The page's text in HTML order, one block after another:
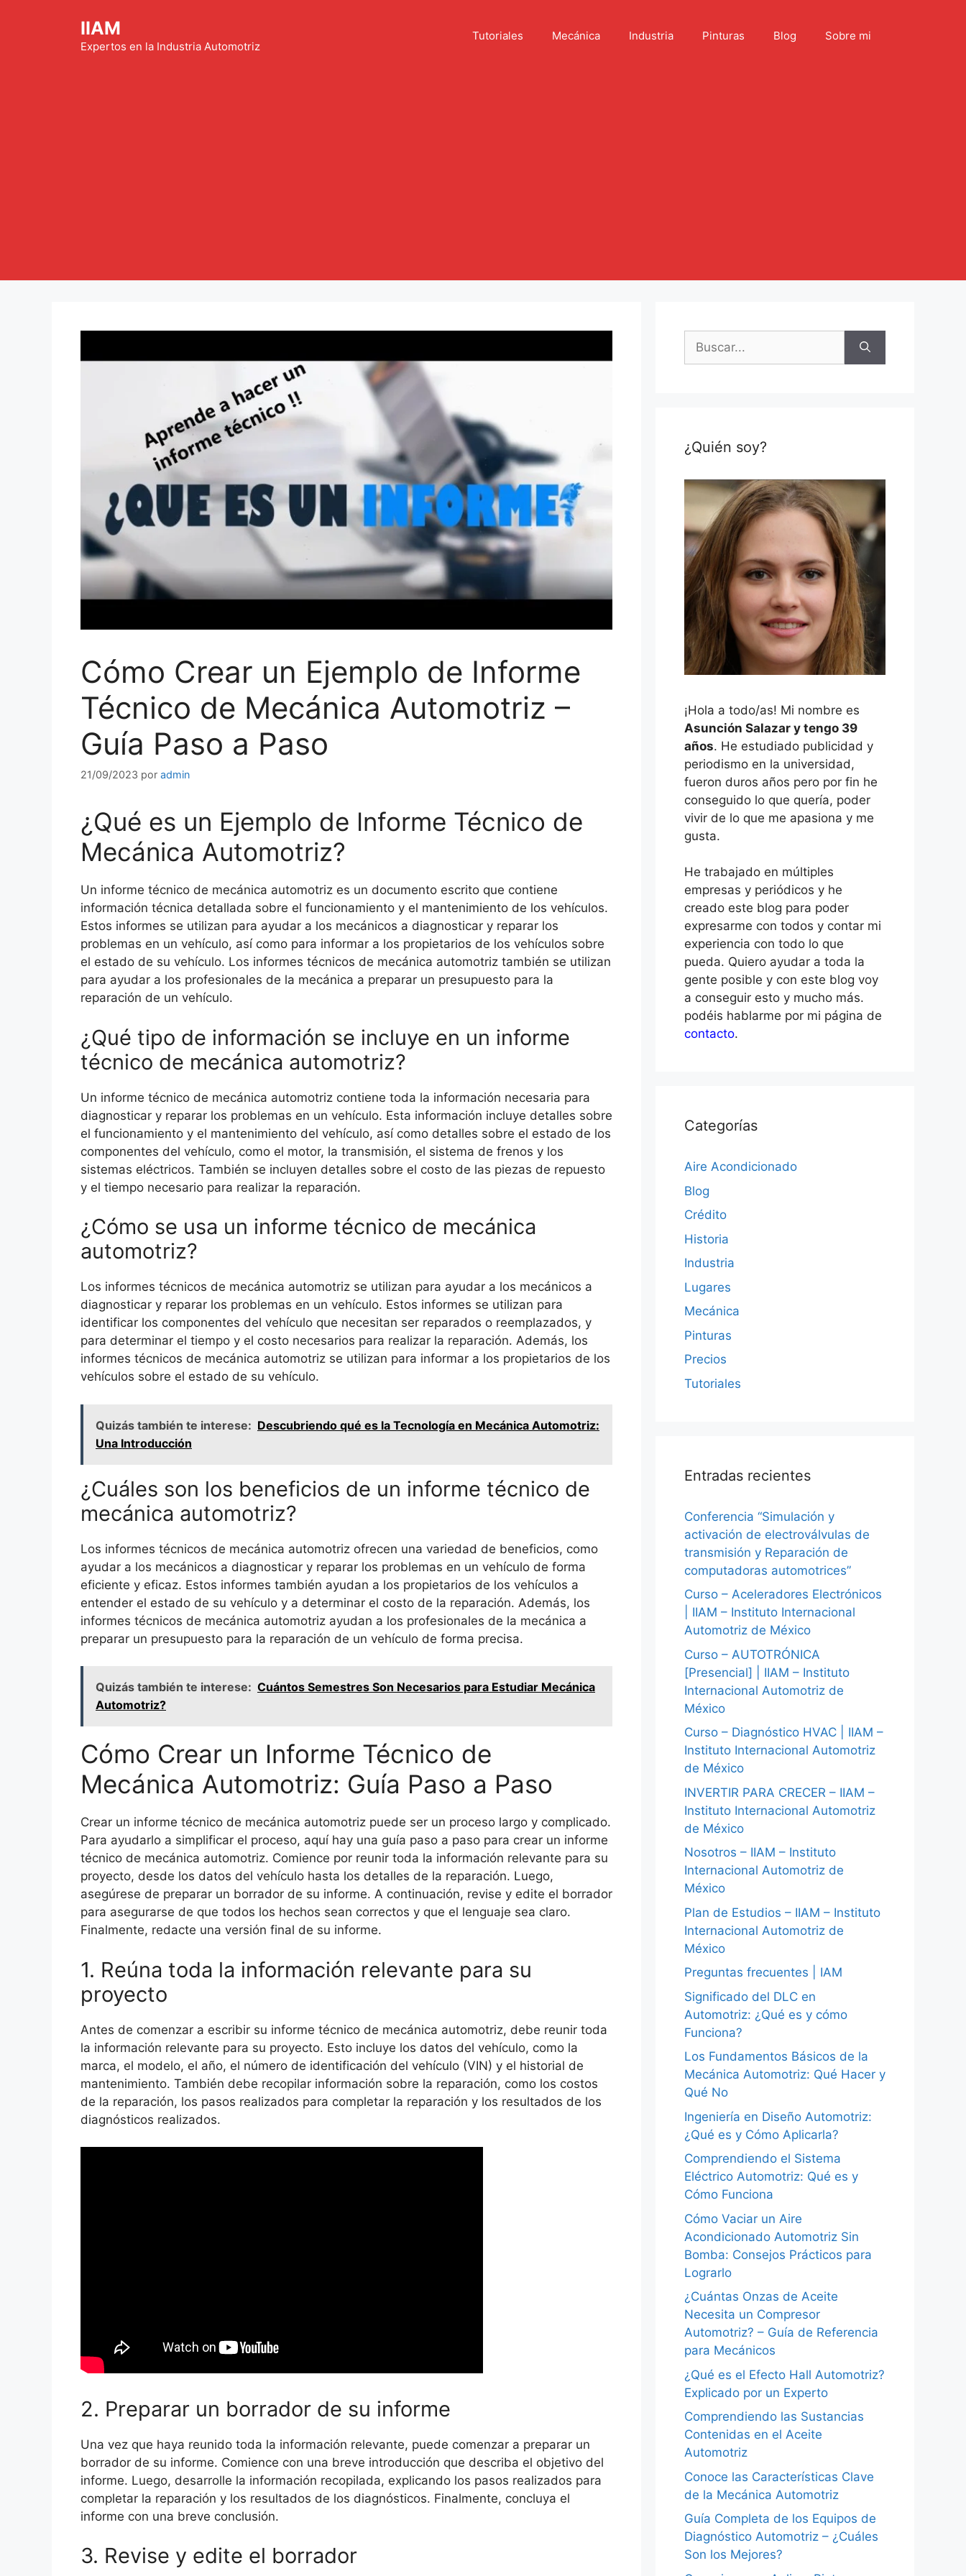
IIAM
Expertos en la Industria Automotriz
Tutoriales Mecánica Industria Pinturas Blog Sobre mi
Cómo Crear un Ejemplo de Informe
Técnico de Mecánica Automotriz –
Guía Paso a Paso
21/09/2023 por admin
¿Qué es un Ejemplo de Informe Técnico de
Mecánica Automotriz?
Un informe técnico de mecánica automotriz es un documento escrito que contiene
información técnica detallada sobre el funcionamiento y el mantenimiento de los vehículos.
Estos informes se utilizan para ayudar a los mecánicos a diagnosticar y reparar los
problemas en un vehículo, así como para informar a los propietarios de los vehículos sobre
el estado de su vehículo. Los informes técnicos de mecánica automotriz también se utilizan
para ayudar a los profesionales de la mecánica a preparar un presupuesto para la
reparación de un vehículo.
¿Qué tipo de información se incluye en un informe
técnico de mecánica automotriz?
Un informe técnico de mecánica automotriz contiene toda la información necesaria para
diagnosticar y reparar los problemas en un vehículo. Esta información incluye detalles sobre
el funcionamiento y el mantenimiento del vehículo, así como detalles sobre el estado de los
componentes del vehículo, como el motor, la transmisión, el sistema de frenos y los
sistemas eléctricos. También se incluyen detalles sobre el costo de las piezas de repuesto
y el tiempo necesario para realizar la reparación.
¿Cómo se usa un informe técnico de mecánica
automotriz?
Los informes técnicos de mecánica automotriz se utilizan para ayudar a los mecánicos a
diagnosticar y reparar los problemas en un vehículo. Estos informes se utilizan para
identificar los componentes del vehículo que necesitan ser reparados o reemplazados, y
para determinar el tiempo y el costo necesarios para realizar la reparación. Además, los
informes técnicos de mecánica automotriz se utilizan para informar a los propietarios de los
vehículos sobre el estado de su vehículo.
Quizás también te interese: Descubriendo qué es la Tecnología en Mecánica Automotriz:
Una Introducción
¿Cuáles son los beneficios de un informe técnico de
mecánica automotriz?
Los informes técnicos de mecánica automotriz ofrecen una variedad de beneficios, como
ayudar a los mecánicos a diagnosticar y reparar los problemas en un vehículo de forma
eficiente y eficaz. Estos informes también ayudan a los propietarios de los vehículos a
entender el estado de su vehículo y a determinar el costo de la reparación. Además, los
informes técnicos de mecánica automotriz ayudan a los profesionales de la mecánica a
preparar un presupuesto para la reparación de un vehículo de forma precisa.
Quizás también te interese: Cuántos Semestres Son Necesarios para Estudiar Mecánica
Automotriz?
Cómo Crear un Informe Técnico de
Mecánica Automotriz: Guía Paso a Paso
Crear un informe técnico de mecánica automotriz puede ser un proceso largo y complicado.
Para ayudarlo a simplificar el proceso, aquí hay una guía paso a paso para crear un informe
técnico de mecánica automotriz. Comience por reunir toda la información relevante para su
proyecto, desde los datos del vehículo hasta los detalles de la reparación. Luego,
asegúrese de preparar un borrador de su informe. A continuación, revise y edite el borrador
para asegurarse de que todos los hechos sean correctos y que el lenguaje sea claro.
Finalmente, redacte una versión final de su informe.
1. Reúna toda la información relevante para su
proyecto
Antes de comenzar a escribir su informe técnico de mecánica automotriz, debe reunir toda
la información relevante para su proyecto. Esto incluye los datos del vehículo, como la
marca, el modelo, el año, el número de identificación del vehículo (VIN) y el historial de
mantenimiento. También debe recopilar información sobre la reparación, como los costos
de la reparación, los pasos realizados para completar la reparación y los resultados de los
diagnósticos realizados.
2. Preparar un borrador de su informe
Una vez que haya reunido toda la información relevante, puede comenzar a preparar un
borrador de su informe. Comience con una breve introducción que describa el objetivo del
informe. Luego, desarrolle la información recopilada, explicando los pasos realizados para
completar la reparación y los resultados de los diagnósticos. Finalmente, concluya el
informe con una breve conclusión.
3. Revise y edite el borrador
Buscar:
¿Quién soy?
¡Hola a todo/as! Mi nombre es
Asunción Salazar y tengo 39
años. He estudiado publicidad y
periodismo en la universidad,
fueron duros años pero por fin he
conseguido lo que quería, poder
vivir de lo que me apasiona y me
gusta.
He trabajado en múltiples
empresas y periódicos y he
creado este blog para poder
expresarme con todos y contar mi
experiencia con todo lo que
pueda. Quiero ayudar a toda la
gente posible y con este blog voy
a conseguir esto y mucho más.
podéis hablarme por mi página de
contacto.
Categorías
Aire Acondicionado
Blog
Crédito
Historia
Industria
Lugares
Mecánica
Pinturas
Precios
Tutoriales
Entradas recientes
Conferencia “Simulación y
activación de electroválvulas de
transmisión y Reparación de
computadoras automotrices”
Curso – Aceleradores Electrónicos
| IIAM – Instituto Internacional
Automotriz de México
Curso – AUTOTRÓNICA
[Presencial] | IIAM – Instituto
Internacional Automotriz de
México
Curso – Diagnóstico HVAC | IIAM –
Instituto Internacional Automotriz
de México
INVERTIR PARA CRECER – IIAM –
Instituto Internacional Automotriz
de México
Nosotros – IIAM – Instituto
Internacional Automotriz de
México
Plan de Estudios – IIAM – Instituto
Internacional Automotriz de
México
Preguntas frecuentes | IAM
Significado del DLC en
Automotriz: ¿Qué es y cómo
Funciona?
Los Fundamentos Básicos de la
Mecánica Automotriz: Qué Hacer y
Qué No
Ingeniería en Diseño Automotriz:
¿Qué es y Cómo Aplicarla?
Comprendiendo el Sistema
Eléctrico Automotriz: Qué es y
Cómo Funciona
Cómo Vaciar un Aire
Acondicionado Automotriz Sin
Bomba: Consejos Prácticos para
Lograrlo
¿Cuántas Onzas de Aceite
Necesita un Compresor
Automotriz? – Guía de Referencia
para Mecánicos
¿Qué es el Efecto Hall Automotriz?
Explicado por un Experto
Comprendiendo las Sustancias
Contenidas en el Aceite
Automotriz
Conoce las Características Clave
de la Mecánica Automotriz
Guía Completa de los Equipos de
Diagnóstico Automotriz – ¿Cuáles
Son los Mejores?